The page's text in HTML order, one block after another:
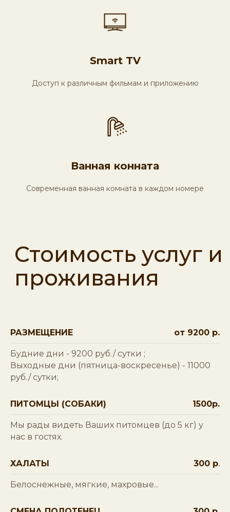
Smart TV
Доступ к различным фильмам и приложению
Ванная конната
Современная ванная комната в каждом номере
РАЗМЕЩЕНИЕ от 9200 р.
Будние дни - 9200 руб./ сутки ;
Выходные дни (пятница-воскресенье) - 11000
руб./ сутки;
ПИТОМЦЫ (СОБАКИ) 1500р.
Мы рады видеть Ваших питомцев (до 5 кг) у
нас в гостях.
ХАЛАТЫ 300 р.
Белоснежные, мягкие, махровые...
мнение о базе отдыха. Будь то